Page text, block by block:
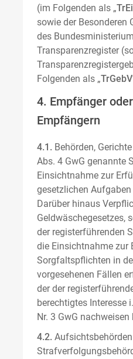
(im Folgenden als „
sowie der Besonderen
des
Transparenzregister
Folgenden als „TrGebV
4. Empfänger
Empfängern
4.1. Behörden,
Abs. 4 GwG genannte
Einsichtnahme zur
gesetzlichen
Darüber hinaus
Geldwäschegesetzes,
der registerführenden
die Einsichtnahme zur
Sorgfaltspflichten in
vorgesehenen Fällen
der der
berechtigtes Interesse
Nr. 3 GwG nachweisen
4.2.